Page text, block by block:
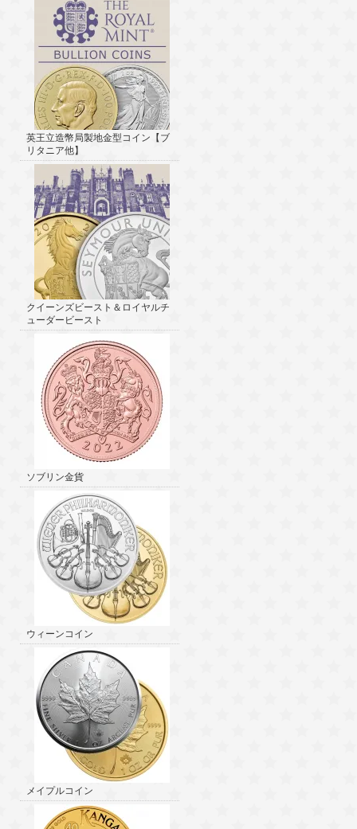
英王立造幣局製地金型コイン【ブ
リタニア他】
クイーンズビースト＆ロイヤルチ
ューダービースト
ソブリン金貨
ウィーンコイン
メイプルコイン